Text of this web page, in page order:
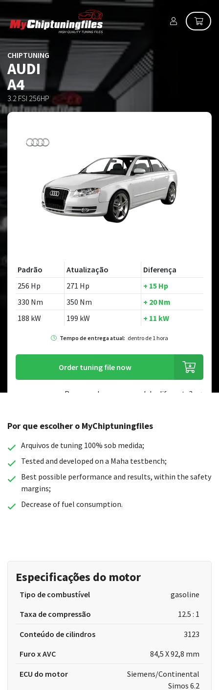
CHIPTUNING
AUDI
A4
3.2 FSI 256HP
Padrão Atualização
Diferença
256 Hp
271 Hp
+ 15 Hp
330 Nm
350 Nm
+ 20 Nm
188 kW
199 kW + 11 kW
Tempo de entrega atual: dentro de 1 hora
Order tuning file now
Procurando por um modelo diferente?
Por que escolher o MyChiptuningfiles
Arquivos de tuning 100% sob medida;
Tested and developed on a Maha testbench;
Best possible performance and results, within the safety
margins;
Decrease of fuel consumption.
Especificações do motor
Tipo de combustível
gasoline
Taxa de compressão
12.5 : 1
Conteúdo de cilindros
3123
Furo x AVC
84,5 X 92,8 mm
ECU do motor
Siemens/Continental
Simos 6.2